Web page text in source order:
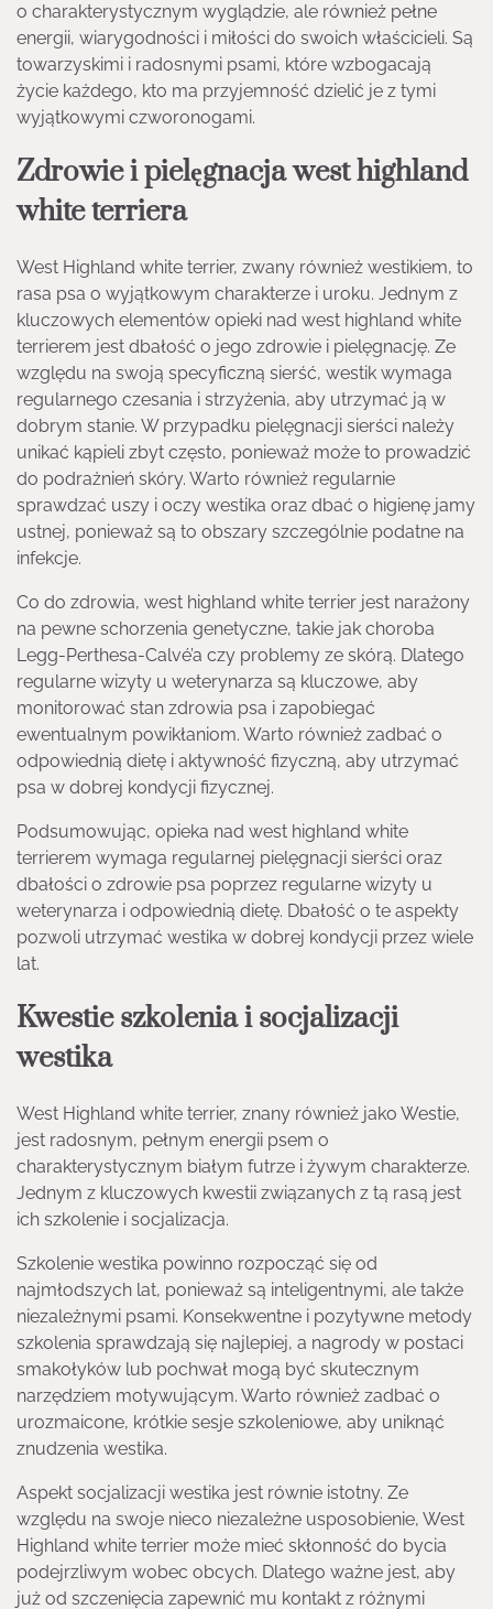
o charakterystycznym wyglądzie, ale również pełne
energii, wiarygodności i miłości do swoich właścicieli. Są
towarzyskimi i radosnymi psami, które wzbogacają
życie każdego, kto ma przyjemność dzielić je z tymi
wyjątkowymi czworonogami.
Zdrowie i pielęgnacja west highland
white terriera
West Highland white terrier, zwany również westikiem, to
rasa psa o wyjątkowym charakterze i uroku. Jednym z
kluczowych elementów opieki nad west highland white
terrierem jest dbałość o jego zdrowie i pielęgnację. Ze
względu na swoją specyficzną sierść, westik wymaga
regularnego czesania i strzyżenia, aby utrzymać ją w
dobrym stanie. W przypadku pielęgnacji sierści należy
unikać kąpieli zbyt często, ponieważ może to prowadzić
do podrażnień skóry. Warto również regularnie
sprawdzać uszy i oczy westika oraz dbać o higienę jamy
ustnej, ponieważ są to obszary szczególnie podatne na
infekcje.
Co do zdrowia, west highland white terrier jest narażony
na pewne schorzenia genetyczne, takie jak choroba
Legg-Perthesa-Calvé’a czy problemy ze skórą. Dlatego
regularne wizyty u weterynarza są kluczowe, aby
monitorować stan zdrowia psa i zapobiegać
ewentualnym powikłaniom. Warto również zadbać o
odpowiednią dietę i aktywność fizyczną, aby utrzymać
psa w dobrej kondycji fizycznej.
Podsumowując, opieka nad west highland white
terrierem wymaga regularnej pielęgnacji sierści oraz
dbałości o zdrowie psa poprzez regularne wizyty u
weterynarza i odpowiednią dietę. Dbałość o te aspekty
pozwoli utrzymać westika w dobrej kondycji przez wiele
lat.
Kwestie szkolenia i socjalizacji
westika
West Highland white terrier, znany również jako Westie,
jest radosnym, pełnym energii psem o
charakterystycznym białym futrze i żywym charakterze.
Jednym z kluczowych kwestii związanych z tą rasą jest
ich szkolenie i socjalizacja.
Szkolenie westika powinno rozpocząć się od
najmłodszych lat, ponieważ są inteligentnymi, ale także
niezależnymi psami. Konsekwentne i pozytywne metody
szkolenia sprawdzają się najlepiej, a nagrody w postaci
smakołyków lub pochwał mogą być skutecznym
narzędziem motywującym. Warto również zadbać o
urozmaicone, krótkie sesje szkoleniowe, aby uniknąć
znudzenia westika.
Aspekt socjalizacji westika jest równie istotny. Ze
względu na swoje nieco niezależne usposobienie, West
Highland white terrier może mieć skłonność do bycia
podejrzliwym wobec obcych. Dlatego ważne jest, aby
już od szczenięcia zapewnić mu kontakt z różnymi